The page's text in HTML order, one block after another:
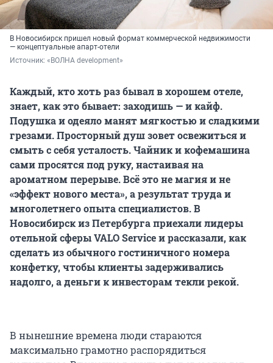
В Новосибирск пришел новый формат коммерческой недвижимости
— концептуальные апарт-отели
Источник: «ВОЛНА development»
Каждый, кто хоть раз бывал в хорошем отеле,
знает, как это бывает: заходишь — и кайф.
Подушка и одеяло манят мягкостью и сладкими
грезами. Просторный душ зовет освежиться и
смыть с себя усталость. Чайник и кофемашина
сами просятся под руку, настаивая на
ароматном перерыве. Всё это не магия и не
«эффект нового места», а результат труда и
многолетнего опыта специалистов. В
Новосибирск из Петербурга приехали лидеры
отельной сферы VALO Service и рассказали, как
сделать из обычного гостиничного номера
конфетку, чтобы клиенты задерживались
надолго, а деньги к инвесторам текли рекой.
В нынешние времена люди стараются
максимально грамотно распорядиться